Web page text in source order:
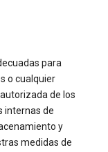
para
o cualquier
de los
internas de
y
medidas de